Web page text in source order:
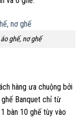
ghế, nơ ghế
hàng ưa chuộng bởi
Banquet chỉ từ
bàn 10 ghế tùy vào